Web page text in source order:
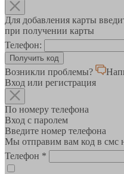
Для добавления карты
при получении карты
Телефон:
Возникли проблемы?
Вход или регистрация
По номеру телефона
Вход с паролем
Введите номер телефона
Мы отправим вам код в смс
Телефон *